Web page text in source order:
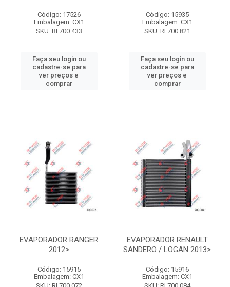
Código: 17526
Embalagem: CX1
SKU: RI.700.433
Faça seu login ou
cadastre-se para
ver preços e
comprar
Código: 15935
Embalagem: CX1
SKU: RI.700.821
Faça seu login ou
cadastre-se para
ver preços e
comprar
EVAPORADOR RANGER
2012>
Código: 15915
Embalagem: CX1
EVAPORADOR RENAULT
SANDERO / LOGAN 2013>
Código: 15916
Embalagem: CX1